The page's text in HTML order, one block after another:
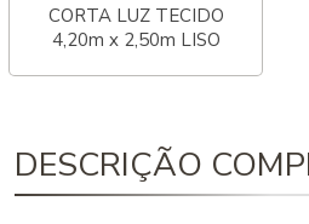
CORTA LUZ TECIDO
4,20m x 2,50m LISO
DESCRIÇÃO